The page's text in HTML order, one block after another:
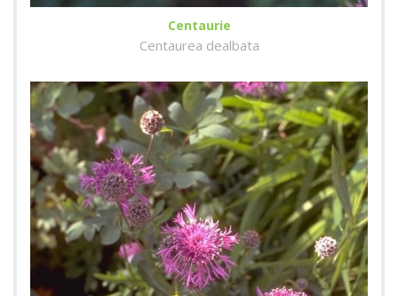
Centaurie
Centaurea dealbata